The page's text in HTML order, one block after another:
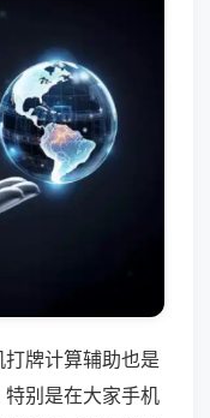
牌计算辅助也是
别是在大家手机